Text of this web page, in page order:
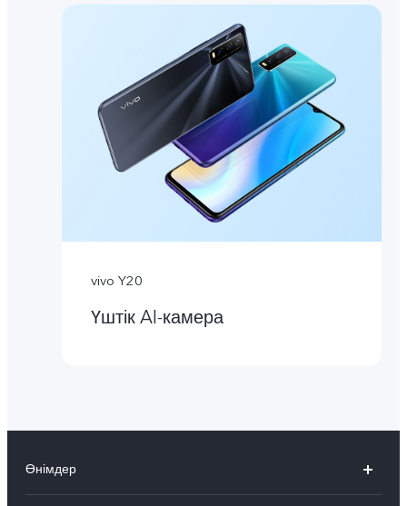
vivo Y20
Үштік AI-камера
Өнімдер